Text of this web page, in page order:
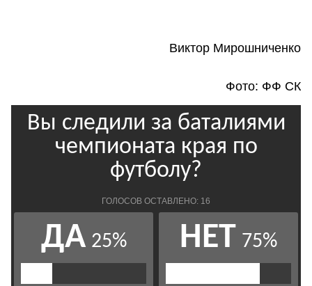
Виктор Мирошниченко
Фото: ФФ СК